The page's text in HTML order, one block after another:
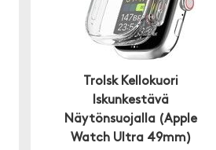
Trolsk Kellokuori
Iskunkestävä
Näytönsuojalla (Apple
Watch Ultra 49mm)